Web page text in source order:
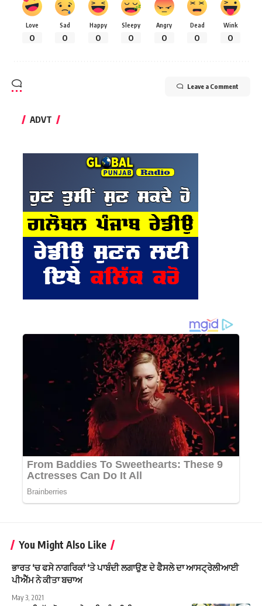
Love
0
Sad
0
Happy
0
Sleepy
0
Angry
0
Dead
0
Wink
0
Leave a Comment
ADVT
You Might Also Like
ਭਾਰਤ ‘ਚ ਫਸੇ ਨਾਗਰਿਕਾਂ ‘ਤੇ ਪਾਬੰਦੀ ਲਗਾਉਣ ਦੇ ਫੈਸਲੇ ਦਾ ਆਸਟ੍ਰੇਲੀਆਈ
ਪੀਐੱਮ ਨੇ ਕੀਤਾ ਬਚਾਅ
May 3, 2021